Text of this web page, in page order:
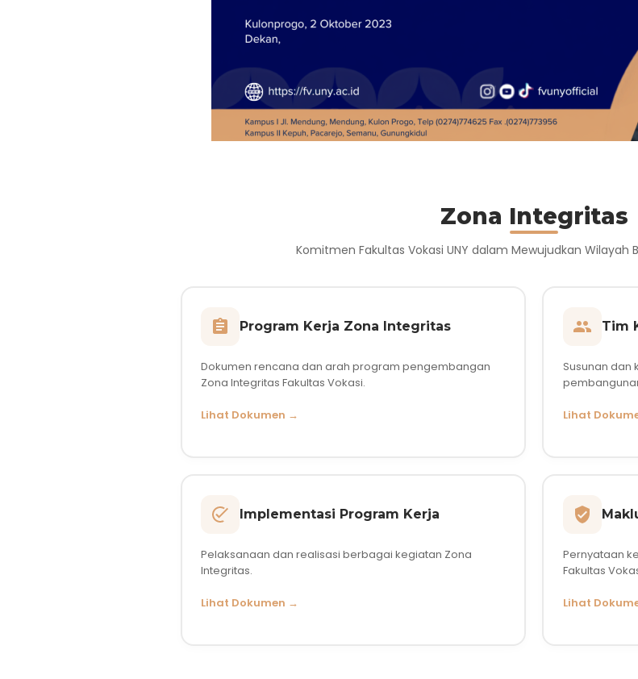
Zona Integritas
Komitmen Fakultas Vokasi UNY dalam Mewujudkan Wilayah
Program Kerja Zona Integritas
Dokumen rencana dan arah program pengembangan
Zona Integritas Fakultas Vokasi.
Lihat Dokumen →
Tim
Susunan dan
Lihat
Implementasi Program Kerja
Pelaksanaan dan realisasi berbagai kegiatan Zona
Integritas.
Lihat Dokumen →
Pernyataan
Fakultas
Lihat